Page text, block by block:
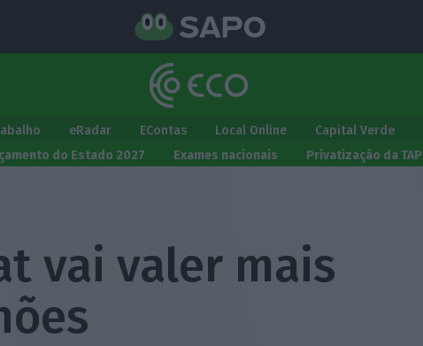
eRadar EContas Local Online Capital Verde
do Estado 2027 Exames nacionais Privatização da TAP
vai valer mais